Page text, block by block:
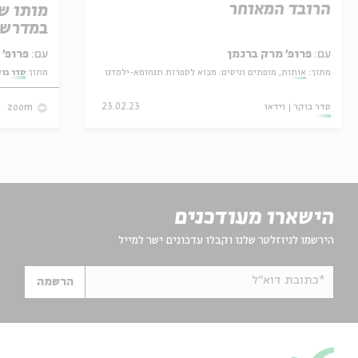
הרובד המאוחר
עם: פרופ' מרק ברגמן
מתוך: אותות, מופתים וניסים: מבוא לספרות תנחומא-ילמדנו
סדר בוקר וידאו 23.02.23
מותו
עם: פרופ' אביגדור שנאן
מתוך:סדר
zoom
הישארו מעודכנים
הירשמו לניוזלטר שלנו וקבלו עדכונים ישר למייל
*כתובת דוא"ל הרשמה